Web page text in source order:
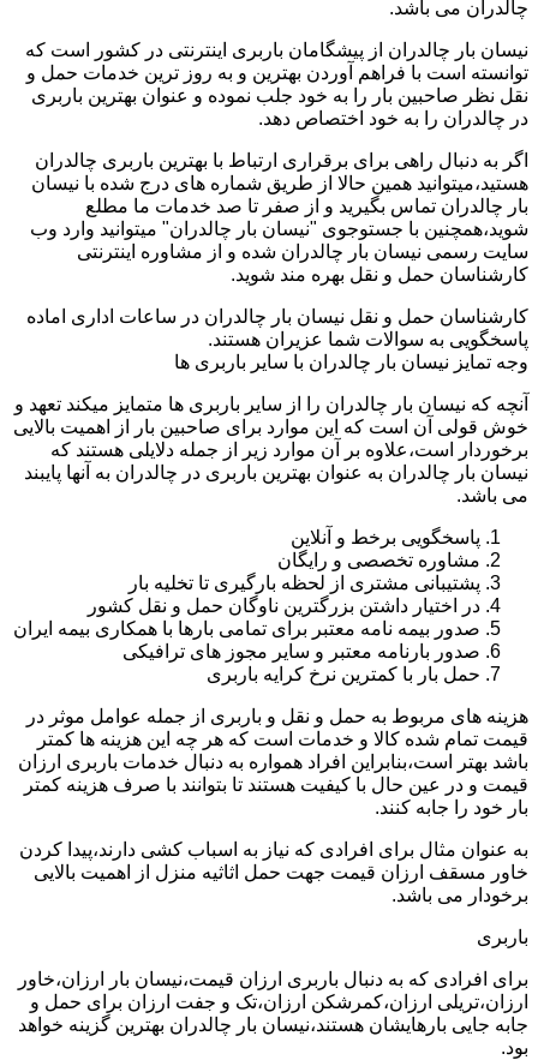
چالدران می باشد.
نیسان بار چالدران از پیشگامان باربری اینترنتی در کشور است که
توانسته است با فراهم آوردن بهترین و به روز ترین خدمات حمل و
نقل نظر صاحبین بار را به خود جلب نموده و عنوان بهترین باربری
در چالدران را به خود اختصاص دهد.
اگر به دنبال راهی برای برقراری ارتباط با بهترین باربری چالدران
هستید،میتوانید همین حالا از طریق شماره های درج شده با نیسان
بار چالدران تماس بگیرید و از صفر تا صد خدمات ما مطلع
شوید،همچنین با جستوجوی "نیسان بار چالدران" میتوانید وارد وب
سایت رسمی نیسان بار چالدران شده و از مشاوره اینترنتی
کارشناسان حمل و نقل بهره مند شوید.
کارشناسان حمل و نقل نیسان بار چالدران در ساعات اداری اماده
پاسخگویی به سوالات شما عزیران هستند.
وجه تمایز نیسان بار چالدران با سایر باربری ها
آنچه که نیسان بار چالدران را از سایر باربری ها متمایز میکند تعهد و
خوش قولی آن است که این موارد برای صاحبین بار از اهمیت بالایی
برخوردار است،علاوه بر آن موارد زیر از جمله دلایلی هستند که
نیسان بار چالدران به عنوان بهترین باربری در چالدران به آنها پایبند
می باشد.
پاسخگویی برخط و آنلاین
مشاوره تخصصی و رایگان
پشتیبانی مشتری از لحظه بارگیری تا تخلیه بار
در اختیار داشتن بزرگترین ناوگان حمل و نقل کشور
صدور بیمه نامه معتبر برای تمامی بارها با همکاری بیمه ایران
صدور بارنامه معتبر و سایر مجوز های ترافیکی
حمل بار با کمترین نرخ کرایه باربری
هزینه های مربوط به حمل و نقل و باربری از جمله عوامل موثر در
قیمت تمام شده کالا و خدمات است که هر چه این هزینه ها کمتر
باشد بهتر است،بنابراین افراد همواره به دنبال خدمات باربری ارزان
قیمت و در عین حال با کیفیت هستند تا بتوانند با صرف هزینه کمتر
بار خود را جابه کنند.
به عنوان مثال برای افرادی که نیاز به اسباب کشی دارند،پیدا کردن
خاور مسقف ارزان قیمت جهت حمل اثاثیه منزل از اهمیت بالایی
برخودار می باشد.
باربری
برای افرادی که به دنبال باربری ارزان قیمت،نیسان بار ارزان،خاور
ارزان،تریلی ارزان،کمرشکن ارزان،تک و جفت ارزان برای حمل و
جابه جایی بارهایشان هستند،نیسان بار چالدران بهترین گزینه خواهد
بود.